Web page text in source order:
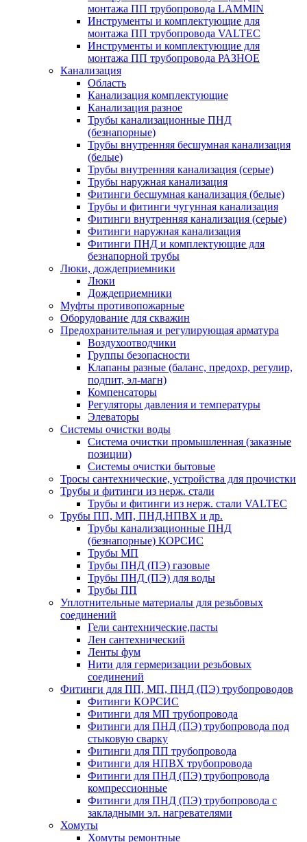
монтажа ПП трубопровода LAMMIN
Инструменты и комплектующие для
монтажа ПП трубопровода VALTEC
Инструменты и комплектующие для
монтажа ПП трубопровода РАЗНОЕ
Канализация
Область
Канализация комплектующие
Канализация разное
Трубы канализационные ПНД
(безнапорные)
Трубы внутренняя бесшумная канализация
(белые)
Трубы внутренняя канализация (серые)
Трубы наружная канализация
Фитинги бесшумная канализация (белые)
Трубы и фитинги чугунная канализация
Фитинги внутренняя канализация (серые)
Фитинги наружная канализация
Фитинги ПНД и комплектующие для
безнапорной трубы
Люки, дождеприемники
Люки
Дождеприемники
Муфты противопожарные
Оборудование для скважин
Предохранительная и регулирующая арматура
Воздухоотводчики
Группы безопасности
Клапаны разные (баланс, предохр, регулир,
подпит, эл-магн)
Компенсаторы
Регуляторы давления и температуры
Элеваторы
Системы очистки воды
Система очистки промышленная (заказные
позиции)
Системы очистки бытовые
Тросы сантехнические, устройства для прочистки
Трубы и фитинги из нерж. стали
Трубы и фитинги из нерж. стали VALTEC
Трубы ПП, МП, ПНД,НПВХ и др.
Трубы канализационные ПНД
(безнапорные) КОРСИС
Трубы МП
Трубы ПНД (ПЭ) газовые
Трубы ПНД (ПЭ) для воды
Трубы ПП
Уплотнительные материалы для резьбовых
соединений
Гели сантехнические,пасты
Лен сантехнический
Ленты фум
Нити для гермеризации резьбовых
соединений
Фитинги для ПП, МП, ПНД (ПЭ) трубопроводов
Фитинги КОРСИС
Фитинги для МП трубопровода
Фитинги для ПНД (ПЭ) трубопровода под
стыковую сварку
Фитинги для ПП трубопровода
Фитинги для НПВХ трубопровода
Фитинги для ПНД (ПЭ) трубопровода
компрессионные
Фитинги для ПНД (ПЭ) трубопровода с
закладными эл. нагревателями
Хомуты
Хомуты ремонтные